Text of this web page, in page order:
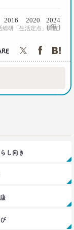
( 年 )
総研「生活定点」調査)
2016 2020 2024
し向き